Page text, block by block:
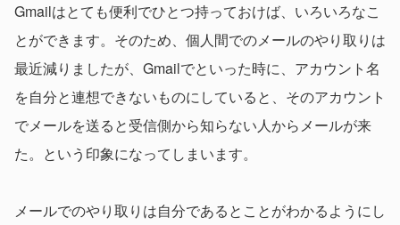
Gmailはとても便利でひとつ持っておけば、いろいろなこ
とができます。そのため、個人間でのメールのやり取りは
最近減りましたが、Gmailでといった時に、アカウント名
を自分と連想できないものにしていると、そのアカウント
でメールを送ると受信側から知らない人からメールが来
た。という印象になってしまいます。
メールでのやり取りは自分であるとことがわかるようにし